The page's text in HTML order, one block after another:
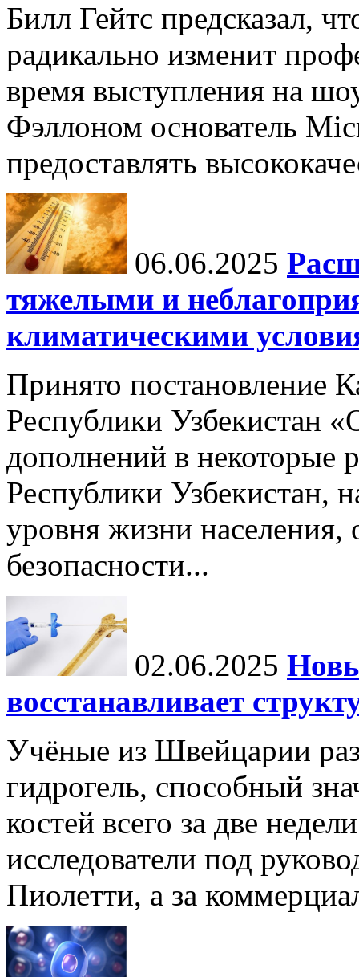
Билл Гейтс предсказал,
радикально изменит
время выступления на
Фэллоном основатель
предоставлять
06.06.2025
тяжелыми и
климатическими
Принято постановление
Республики Узбекистан
дополнений в некоторые
Республики Узбекистан,
уровня жизни населения,
безопасности...
02.06.2025
восстанавливает
Учёные из Швейцарии
гидрогель, способный
костей всего за две
исследователи под
Пиолетти, а за